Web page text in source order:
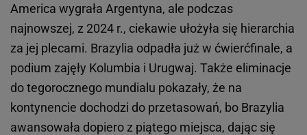
America wygrała Argentyna, ale podczas
najnowszej, z 2024 r., ciekawie ułożyła się hierarchia
za jej plecami. Brazylia odpadła już w ćwierćfinale, a
podium zajęły Kolumbia i Urugwaj. Także eliminacje
do tegorocznego mundialu pokazały, że na
kontynencie dochodzi do przetasowań, bo Brazylia
awansowała dopiero z piątego miejsca, dając się